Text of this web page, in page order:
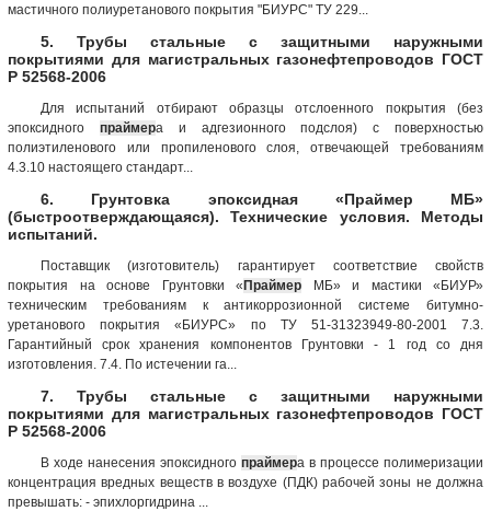
мастичного полиуретанового покрытия "БИУРС" ТУ 229...
5. Трубы стальные с защитными наружными
покрытиями для магистральных газонефтепроводов ГОСТ
Р 52568-2006
Для испытаний отбирают образцы отслоенного покрытия (без
эпоксидного праймера и адгезионного подслоя) с поверхностью
полиэтиленового или пропиленового слоя, отвечающей требованиям
4.3.10 настоящего стандарт...
6. Грунтовка эпоксидная «Праймер МБ»
(быстроотверждающаяся). Технические условия. Методы
испытаний.
Поставщик (изготовитель) гарантирует соответствие свойств
покрытия на основе Грунтовки «Праймер МБ» и мастики «БИУР»
техническим требованиям к антикоррозионной системе битумно-
уретанового покрытия «БИУРС» по ТУ 51-31323949-80-2001 7.3.
Гарантийный срок хранения компонентов Грунтовки - 1 год со дня
изготовления. 7.4. По истечении га...
7. Трубы стальные с защитными наружными
покрытиями для магистральных газонефтепроводов ГОСТ
Р 52568-2006
В ходе нанесения эпоксидного праймера в процессе полимеризации
концентрация вредных веществ в воздухе (ПДК) рабочей зоны не должна
превышать: - эпихлоргидрина ...